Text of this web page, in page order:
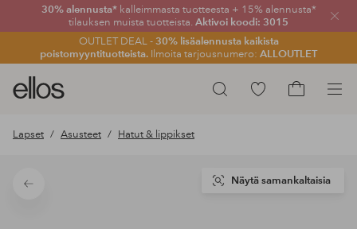
30% alennusta*kalleimmasta tuotteesta + 15% alennusta*
tilauksen muista tuotteista. Aktivoi koodi: 3015
OUTLET DEAL -30% lisäalennusta kaikista
poistomyyntituotteista. Ilmoita tarjousnumero: ALLOUTLET
Sulje
Hae
Ellos-
logo
siirry
Siirry
Lapset Asusteet Hatut & lippikset
Takaisin
Näytä samankaltaisia